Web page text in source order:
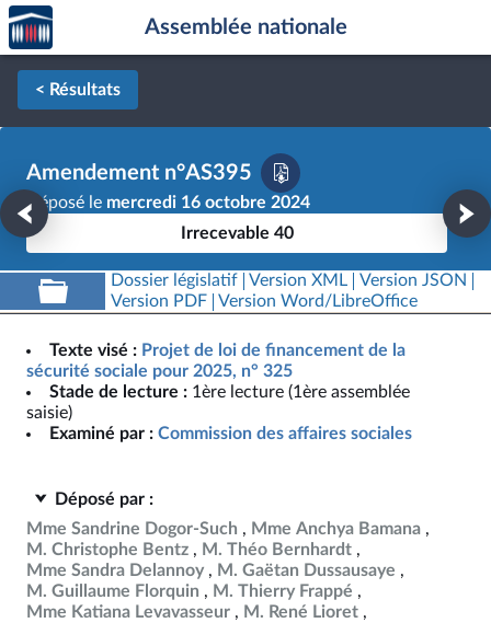
Aller au contenu
Aller en bas de la page
Accèder
à la
page
d'accueil
Assemblée nationale
< Résultats
Amendement n°AS395
Déposé le mercredi 16 octobre 2024
Irrecevable 40
Dossier législatif Version XML
Version JSON
Version PDF
Version Word/LibreOffice
Texte visé : Projet de loi de financement de la
sécurité sociale pour 2025, n° 325
Stade de lecture : 1ère lecture (1ère assemblée
saisie)
Examiné par : Commission des affaires sociales
Déposé par :
Mme Sandrine Dogor-Such
Mme Anchya Bamana
M. Christophe Bentz
M. Théo Bernhardt
Mme Sandra Delannoy
M. Gaëtan Dussausaye
M. Guillaume Florquin
M. Thierry Frappé
Mme Katiana Levavasseur
M. René Lioret